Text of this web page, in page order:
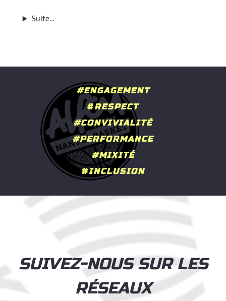
Suite…
#ENGAGEMENT
#RESPECT
#CONVIVIALITÉ
#PERFORMANCE
#MIXITÉ
#INCLUSION
SUIVEZ-NOUS SUR LES
RÉSEAUX